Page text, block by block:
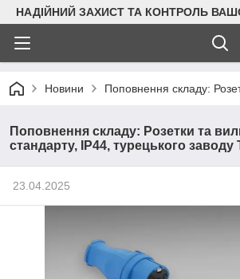
НАДІЙНИЙ ЗАХИСТ ТА КОНТРОЛЬ
Новини Поповнення складу:
Поповнення складу: Розетки та
стандарту, IP44, турецького заводу
23.04.2025